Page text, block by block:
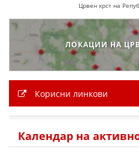
ЕДУКАТИВНО
Црвен крст на
ЛОКАЦИИ НА
Корисни линкови
Календар на